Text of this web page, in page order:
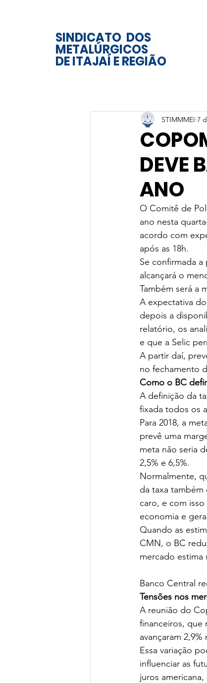
SINDICATO DOS
METALÚRGICOS
DE ITAJAÍ E REGIÃO
DEVE
ANO
STIMMMEI 7
O Comitê de
ano nesta
acordo com
após as 18h.
Se confirmada a
alcançará o
Também será a
A expectativa
depois a
relatório, os
e que a Selic
A partir daí,
no fechamento
Como o BC
A definição da
fixada todos os
Para 2018, a
prevê uma
meta não seria
2,5% e 6,5%.
Normalmente,
da taxa
caro, e com
economia e
Quando as
CMN, o BC
mercado estima
Banco Central
Tensões nos
A reunião do
financeiros, que
avançaram
Essa variação
influenciar as
juros